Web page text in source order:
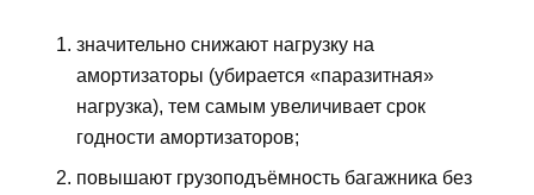
значительно снижают нагрузку на
амортизаторы (убирается «паразитная»
нагрузка), тем самым увеличивает срок
годности амортизаторов;
повышают грузоподъёмность багажника без